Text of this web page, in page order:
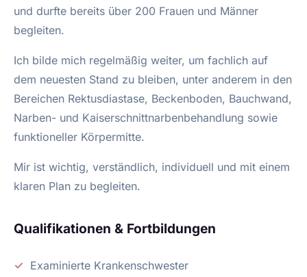
und durfte bereits über 200 Frauen und Männer
begleiten.
Ich bilde mich regelmäßig weiter, um fachlich auf
dem neuesten Stand zu bleiben, unter anderem in den
Bereichen Rektusdiastase, Beckenboden, Bauchwand,
Narben- und Kaiserschnittnarbenbehandlung sowie
funktioneller Körpermitte.
Mir ist wichtig, verständlich, individuell und mit einem
klaren Plan zu begleiten.
Qualifikationen & Fortbildungen
Examinierte Krankenschwester